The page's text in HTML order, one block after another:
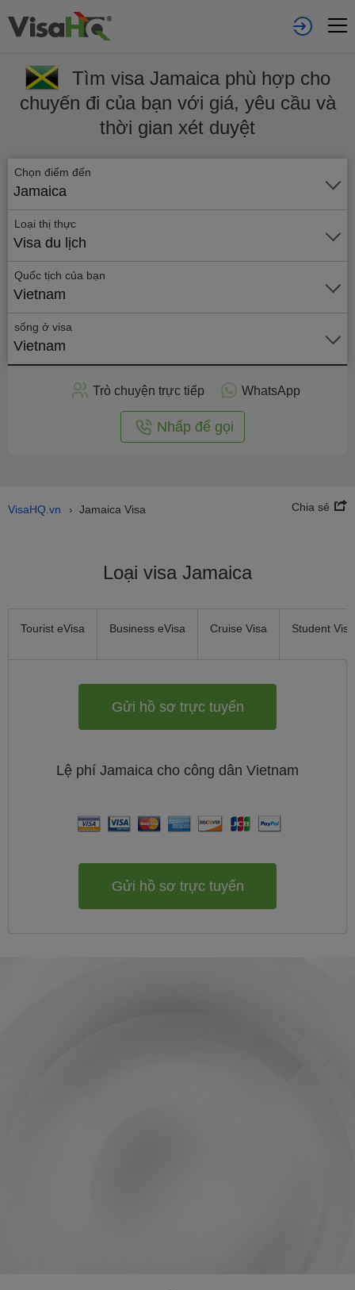
Tìm visa Jamaica phù hợp cho
chuyến đi của bạn với giá, yêu cầu và
thời gian xét duyệt
Chọn điểm đến
Jamaica
Loại thị thực
Visa du lịch
Quốc tịch của bạn
Vietnam
sống ở visa
Vietnam
Gửi
hồ
Trò chuyện trực tiếp WhatsApp
Nhấp để gọi
VisaHQ.vn › Jamaica Visa Chia sẻ
Loại visa Jamaica
Tourist eVisa Business eVisa Cruise Visa Student Visa
Gửi hồ sơ trực tuyến
Lệ phí Jamaica cho công dân Vietnam
Gửi hồ sơ trực tuyến